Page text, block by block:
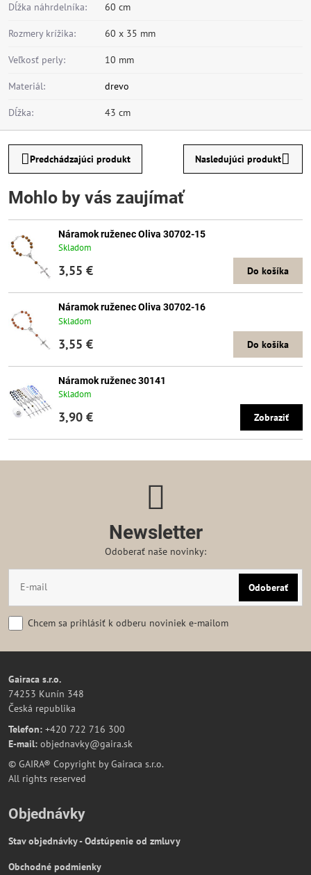
Dĺžka náhrdelníka: 60 cm
Rozmery krížika: 60 x 35 mm
Veľkosť perly: 10 mm
Materiál: drevo
Dĺžka: 43 cm
Predchádzajúci produkt Nasledujúci produkt
Mohlo by vás zaujímať
Náramok ruženec Oliva 30702-15
Skladom
3,55 € Do košíka
Náramok ruženec Oliva 30702-16
Skladom
3,55 € Do košíka
Náramok ruženec 30141
Skladom
3,90 € Zobraziť
Newsletter
Odoberať naše novinky:
Odoberať
Chcem sa prihlásiť k odberu noviniek e-mailom
Gairaca s.r.o.
74253 Kunín 348
Česká republika
Telefon: +420 722 716 300
E-mail: objednavky@gaira.sk
© GAIRA® Copyright by Gairaca s.r.o.
All rights reserved
Objednávky
Stav objednávky - Odstúpenie od zmluvy
Obchodné podmienky